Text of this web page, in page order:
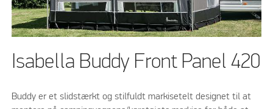
Isabella Buddy Front Panel 420
Buddy er et slidstærkt og stilfuldt markisetelt designet til at